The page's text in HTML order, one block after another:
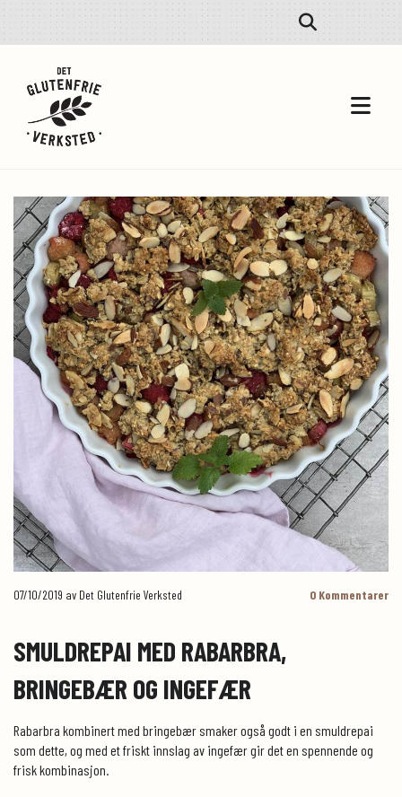
07/10/2019 av Det Glutenfrie Verksted 0 Kommentarer
SMULDREPAI MED RABARBRA,
BRINGEBÆR OG INGEFÆR
Rabarbra kombinert med bringebær smaker også godt i en smuldrepai
som dette, og med et friskt innslag av ingefær gir det en spennende og
frisk kombinasjon.